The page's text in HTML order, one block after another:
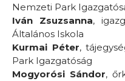
Nemzeti Park
Iván Zsuzsanna,
Általános Iskola
Kurmai Péter,
Park Igazgatóság
Mogyorósi Sándor,